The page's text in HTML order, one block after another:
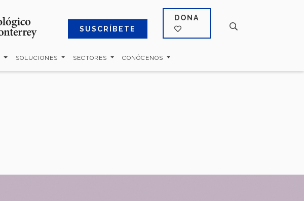
SUSCRÍBETE
DONA
SOLUCIONES SECTORES CONÓCENOS